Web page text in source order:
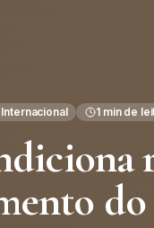
Internacional 1 min de